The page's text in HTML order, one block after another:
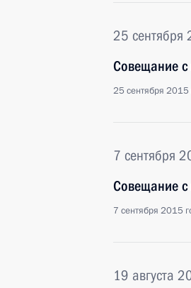
25 сентября
Совещание с
25 сентября 2015
7 сентября
Совещание с
7 сентября 2015
19 августа